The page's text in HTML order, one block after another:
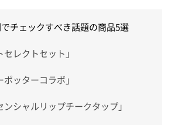
チェックすべき話題の商品5選
レクトセット」
ッターコラボ」
ンシャルリップチークタップ」